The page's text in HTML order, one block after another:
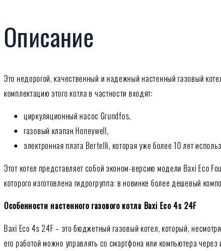
Описание
Это недорогой, качественный и надежный настенный газовый
комплектацию этого котла в частности входят:
циркуляционный насос Grundfos,
газовый клапан Honeywell,
электронная плата Bertelli, которая уже более 10 лет
Этот котел представляет собой эконом-версию модели Baxi Eco
которого изготовлена гидрогруппа: в новинке более дешевый
Особенности настенного газового котла Baxi Eco 4s 24F
Baxi Eco 4s 24F – это бюджетный газовый котел, который,
его работой можно управлять со смартфона или компьютера